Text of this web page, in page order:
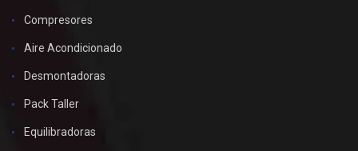
Compresores
Aire Acondicionado
Desmontadoras
Pack Taller
Equilibradoras